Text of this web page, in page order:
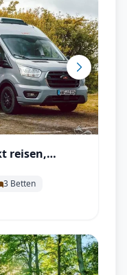
reisen,
und
3 Betten